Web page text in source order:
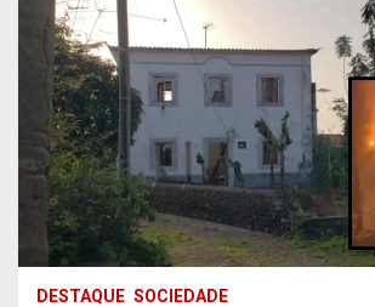
DESTAQUE SOCIEDADE